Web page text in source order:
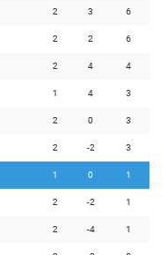
2 3 6
2 2 6
2 4 4
1 4 3
2 0 3
2 -2 3
1 0 1
2 -2 1
2 -4 1